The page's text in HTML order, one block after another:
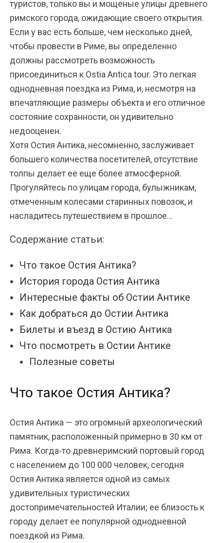
туристов, только вы и мощеные улицы древнего
римского города, ожидающие своего открытия.
Если у вас есть больше, чем несколько дней,
чтобы провести в Риме, вы определенно
должны рассмотреть возможность
присоединиться к Ostia Antica tour. Это легкая
однодневная поездка из Рима, и, несмотря на
впечатляющие размеры объекта и его отличное
состояние сохранности, он удивительно
недооценен.
Хотя Остия Антика, несомненно, заслуживает
большего количества посетителей, отсутствие
толпы делает ее еще более атмосферной.
Прогуляйтесь по улицам города, булыжникам,
отмеченным колесами старинных повозок, и
насладитесь путешествием в прошлое…
Содержание статьи:
Что такое Остия Антика?
История города Остия Антика
Интересные факты об Остии Антике
Как добраться до Остии Антика
Билеты и въезд в Остию Антика
Что посмотреть в Остии Антике
Полезные советы
Что такое Остия Антика?
Остия Антика — это огромный археологический
памятник, расположенный примерно в 30 км от
Рима. Когда-то древнеримский портовый город
с населением до 100 000 человек, сегодня
Остия Антика является одной из самых
удивительных туристических
достопримечательностей Италии; ее близость к
городу делает ее популярной однодневной
поездкой из Рима.